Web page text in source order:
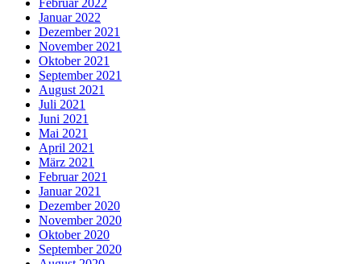
Januar 2022
Dezember 2021
November 2021
Oktober 2021
September 2021
August 2021
Juli 2021
Juni 2021
Mai 2021
April 2021
März 2021
Februar 2021
Januar 2021
Dezember 2020
November 2020
Oktober 2020
September 2020